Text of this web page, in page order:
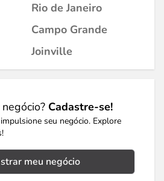
Rio de Janeiro
Campo Grande
Joinville
Cadastre-se!
seu negócio. Explore
meu negócio